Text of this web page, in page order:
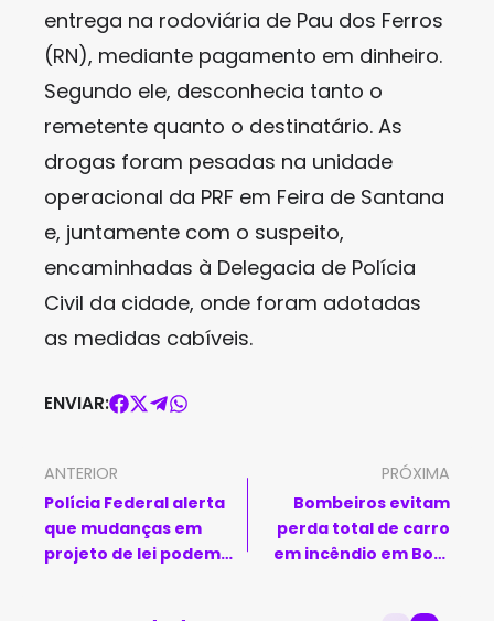
entrega na rodoviária de Pau dos Ferros
(RN), mediante pagamento em dinheiro.
Segundo ele, desconhecia tanto o
remetente quanto o destinatário. As
drogas foram pesadas na unidade
operacional da PRF em Feira de Santana
e, juntamente com o suspeito,
encaminhadas à Delegacia de Polícia
Civil da cidade, onde foram adotadas
as medidas cabíveis.
ENVIAR:
ANTERIOR
Polícia Federal alerta
que mudanças em
projeto de lei podem
PRÓXIMA
Bombeiros evitam
perda total de carro
em incêndio em Bom